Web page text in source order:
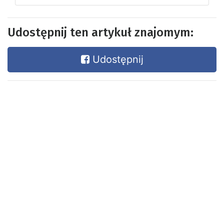
Udostępnij ten artykuł znajomym:
Udostępnij